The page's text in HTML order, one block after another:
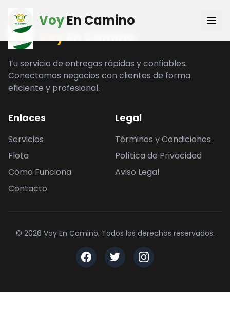
VoyEn Camino
VoyEn Camino
Tu servicio de entregas rápidas y confiables.
Conectamos negocios con clientes de forma
eficiente y profesional.
Enlaces
Servicios
Flota
Cómo Funciona
Contacto
Legal
Términos y Condiciones
Política de Privacidad
Aviso Legal
© 2026 Voy En Camino. Todos los derechos reservados.